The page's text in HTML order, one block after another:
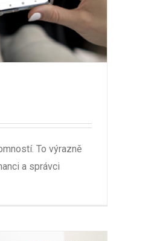
To výrazně
a správci